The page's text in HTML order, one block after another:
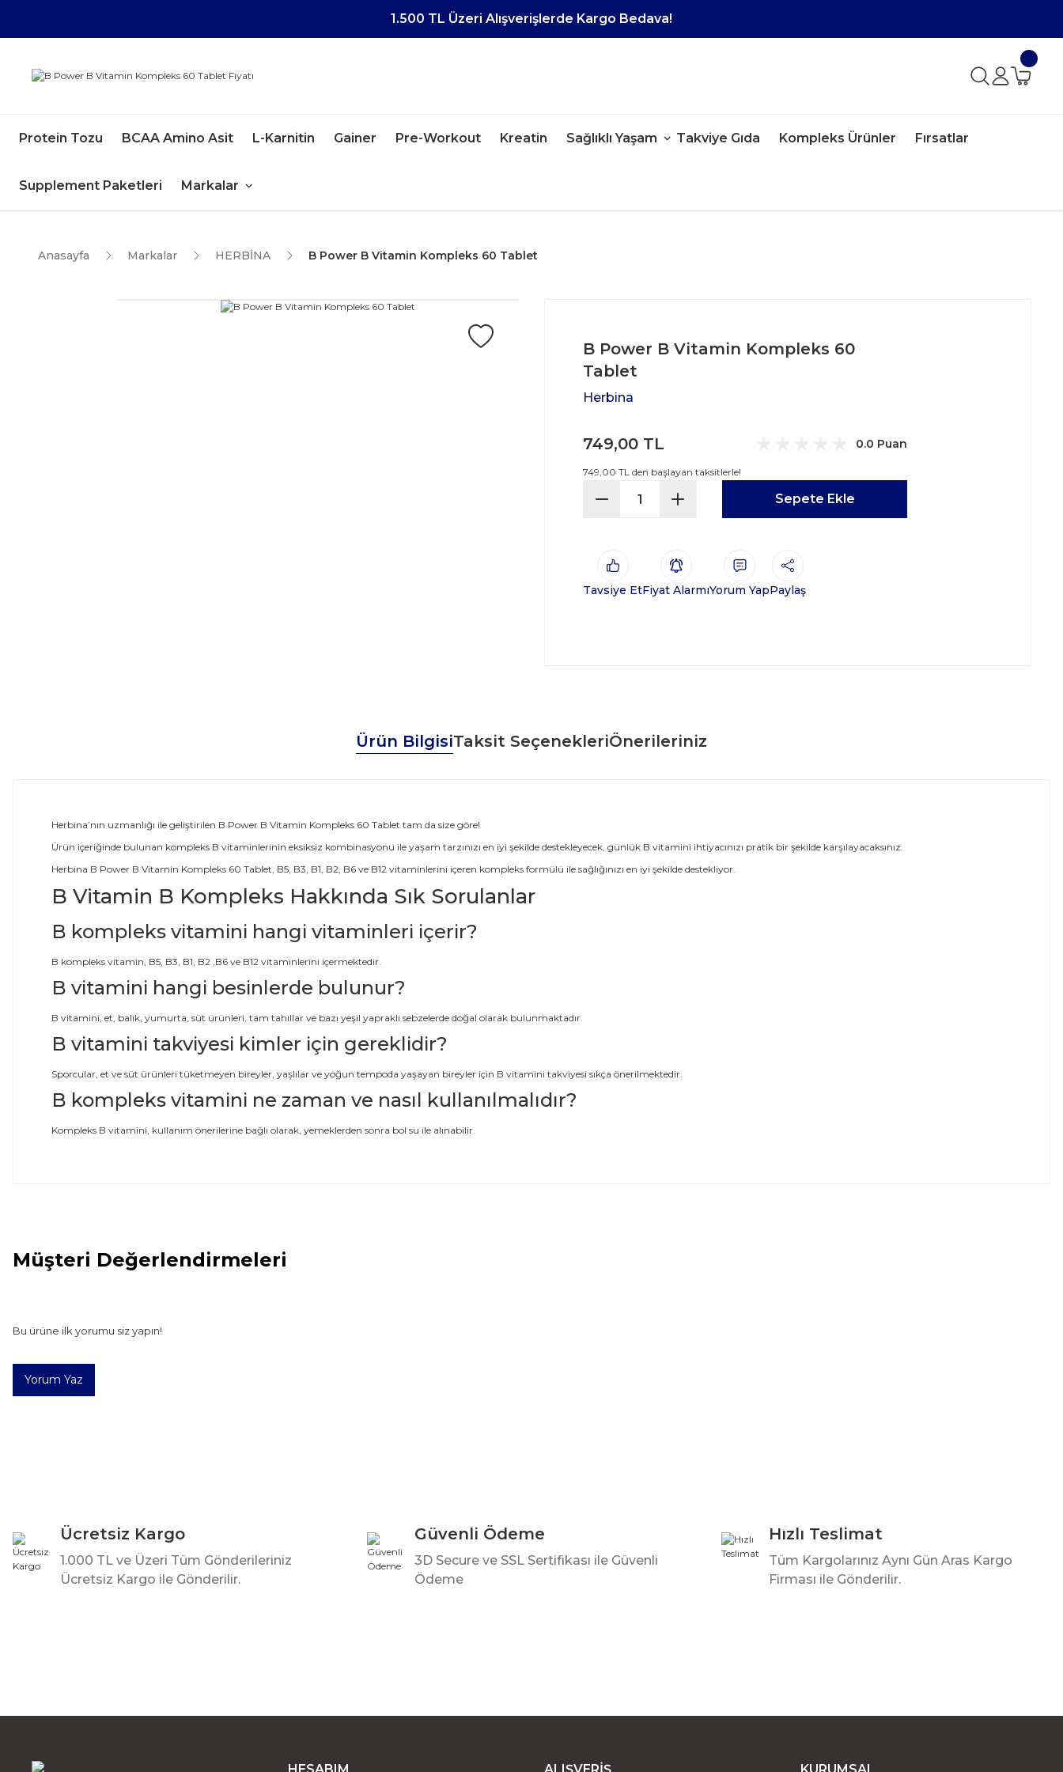
1.500 TL Üzeri Alışverişlerde Kargo Bedava!
Protein Tozu BCAA Amino Asit L-Karnitin Gainer Pre-Workout Kreatin Sağlıklı Yaşam Takviye Gıda Kompleks Ürünler Fırsatlar
Supplement Paketleri Markalar
Anasayfa Markalar HERBİNA B Power B Vitamin Kompleks 60 Tablet
B Power B Vitamin Kompleks 60
Tablet
Herbina
749,00 TL 0.0 Puan
749,00 TL den başlayan taksitlerle!
Sepete Ekle
Tavsiye EtFiyat AlarmıYorum YapPaylaş
Ürün BilgisiTaksit SeçenekleriÖnerileriniz
Herbina’nın uzmanlığı ile geliştirilen B Power B Vitamin Kompleks 60 Tablet tam da size göre!
Ürün içeriğinde bulunan kompleks B vitaminlerinin eksiksiz kombinasyonu ile yaşam tarzınızı en iyi şekilde destekleyecek, günlük B vitamini ihtiyacınızı pratik bir şekilde karşılayacaksınız.
Herbina B Power B Vitamin Kompleks 60 Tablet, B5, B3, B1, B2, B6 ve B12 vitaminlerini içeren kompleks formülü ile sağlığınızı en iyi şekilde destekliyor.
B Vitamin B Kompleks Hakkında Sık Sorulanlar
B kompleks vitamini hangi vitaminleri içerir?
B kompleks vitamin, B5, B3, B1, B2 ,B6 ve B12 vitaminlerini içermektedir.
B vitamini hangi besinlerde bulunur?
B vitamini, et, balık, yumurta, süt ürünleri, tam tahıllar ve bazı yeşil yapraklı sebzelerde doğal olarak bulunmaktadır.
B vitamini takviyesi kimler için gereklidir?
Sporcular, et ve süt ürünleri tüketmeyen bireyler, yaşlılar ve yoğun tempoda yaşayan bireyler için B vitamini takviyesi sıkça önerilmektedir.
B kompleks vitamini ne zaman ve nasıl kullanılmalıdır?
Kompleks B vitamini, kullanım önerilerine bağlı olarak, yemeklerden sonra bol su ile alınabilir.
Bu ürünün fiyat bilgisi, resim, ürün açıklamalarında ve diğer konularda yetersiz gördüğünüz noktaları öneri formunu kullanarak tarafımıza iletebilirsiniz.
Görüş ve önerileriniz için teşekkür ederiz.
Ürün açıklamasında eksik bilgiler bulunuyor.
Ürün fiyatı diğer sitelerden daha pahalı.
Bu ürüne benzer farklı alternatifler olmalı.
Müşteri Değerlendirmeleri
Bu ürüne ilk yorumu siz yapın!
Yorum Yaz
Ücretsiz Kargo
1.000 TL ve Üzeri Tüm Gönderileriniz
Ücretsiz Kargo ile Gönderilir.
Güvenli Ödeme
3D Secure ve SSL Sertifikası ile Güvenli
Ödeme
Hızlı Teslimat
Tüm Kargolarınız Aynı Gün Aras Kargo
Firması ile Gönderilir.